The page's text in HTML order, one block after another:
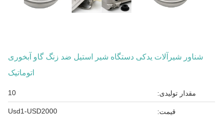
شناور شیرآلات یدکی دستگاه شیر استیل ضد زنگ گاو آبخوری
اتوماتیک
مقدار تولیدی: 10
قیمت: Usd1-USD2000